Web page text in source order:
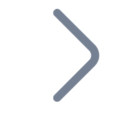
Ajoutez le token de